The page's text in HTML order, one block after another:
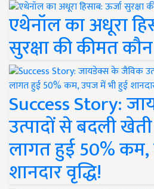
एथेनॉल का अधूरा
सुरक्षा की कीमत
Success Story:
उत्पादों से बदली
लागत हुई 50%
शानदार वृद्धि!